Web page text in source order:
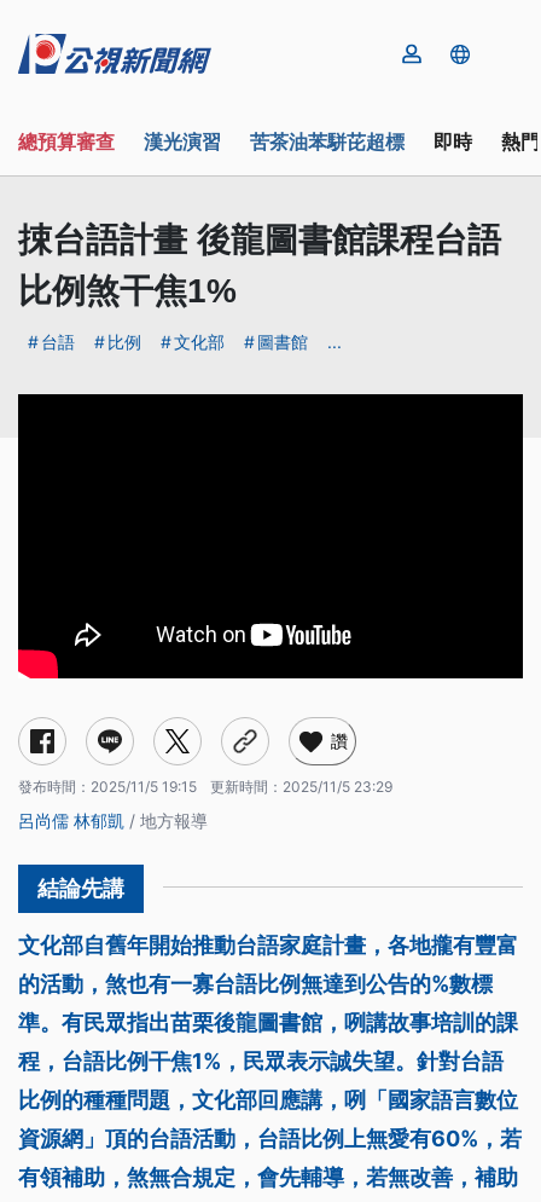
總預算審查 漢光演習 苦茶油苯駢芘超標 即時 熱
捒台語計畫 後龍圖書館課程台語
比例煞干焦1%
台語 比例 文化部 圖書館 ...
讚
發布時間： 2025/11/5 19:15 更新時間： 2025/11/5 23:29
呂尚儒 林郁凱 / 地方報導
文化部自舊年開始推動台語家庭計畫，各地攏有豐富
的活動，煞也有一寡台語比例無達到公告的%數標
準。有民眾指出苗栗後龍圖書館，咧講故事培訓的課
程，台語比例干焦1%，民眾表示誠失望。針對台語
比例的種種問題，文化部回應講，咧「國家語言數位
資源網」頂的台語活動，台語比例上無愛有60%，若
有領補助，煞無合規定，會先輔導，若無改善，補助